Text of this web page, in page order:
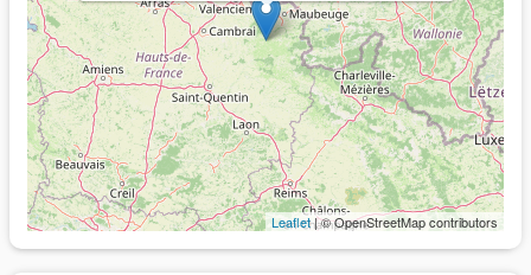
Leaflet| © OpenStreetMap contributors